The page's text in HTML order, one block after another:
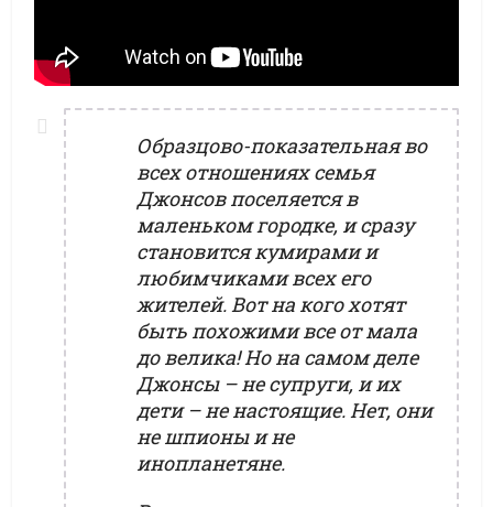
Образцово-показательная во
всех отношениях семья
Джонсов поселяется в
маленьком городке, и сразу
становится кумирами и
любимчиками всех его
жителей. Вот на кого хотят
быть похожими все от мала
до велика! Но на самом деле
Джонсы – не супруги, и их
дети – не настоящие. Нет, они
не шпионы и не
инопланетяне.